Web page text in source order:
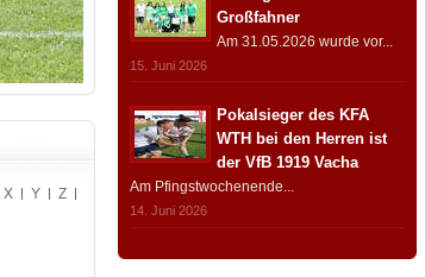
X Y Z
Großfahner
Am 31.05.2026 wurde vor...
15. Juni 2026
Pokalsieger des KFA
WTH bei den Herren ist
der VfB 1919 Vacha
Am Pfingstwochenende...
14. Juni 2026